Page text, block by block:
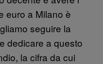
euro a Milano è
seguire la
dedicare a questo
la cifra da cui